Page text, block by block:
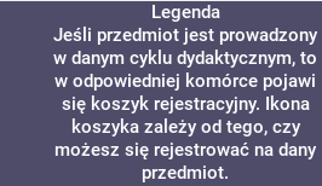
Legenda
Jeśli przedmiot jest prowadzony
w danym cyklu dydaktycznym, to
w odpowiedniej komórce pojawi
się koszyk rejestracyjny. Ikona
koszyka zależy od tego, czy
możesz się rejestrować na dany
przedmiot.